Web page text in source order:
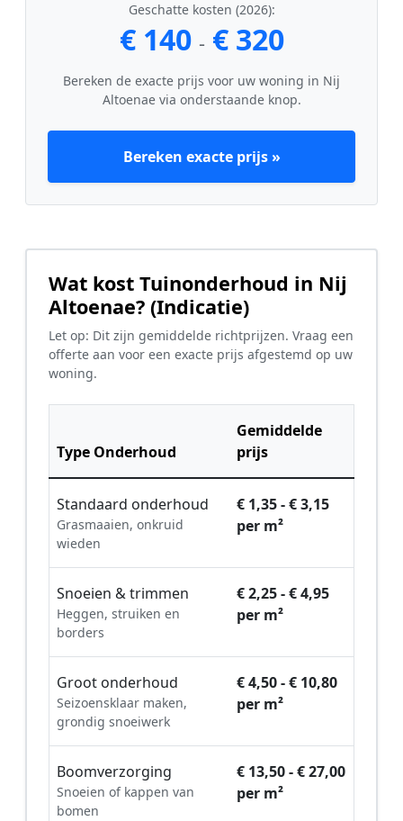
Geschatte kosten (2026):
€ 140 - € 320
Bereken de exacte prijs voor uw woning in Nij
Altoenae via onderstaande knop.
Bereken exacte prijs »
Wat kost Tuinonderhoud in Nij
Altoenae? (Indicatie)
Let op: Dit zijn gemiddelde richtprijzen. Vraag een
offerte aan voor een exacte prijs afgestemd op uw
woning.
Type Onderhoud
Gemiddelde
prijs
Standaard onderhoud
Grasmaaien, onkruid
wieden
€ 1,35 - € 3,15
per m²
Snoeien & trimmen
Heggen, struiken en
borders
€ 2,25 - € 4,95
per m²
Groot onderhoud
Seizoensklaar maken,
grondig snoeiwerk
€ 4,50 - € 10,80
per m²
Boomverzorging
Snoeien of kappen van
bomen
€ 13,50 - € 27,00
per m²